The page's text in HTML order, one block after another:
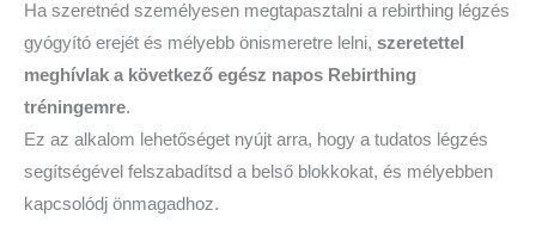
Ha szeretnéd személyesen megtapasztalni a rebirthing légzés
gyógyító erejét és mélyebb önismeretre lelni, szeretettel
meghívlak a következő egész napos Rebirthing
tréningemre.
Ez az alkalom lehetőséget nyújt arra, hogy a tudatos légzés
segítségével felszabadítsd a belső blokkokat, és mélyebben
kapcsolódj önmagadhoz.